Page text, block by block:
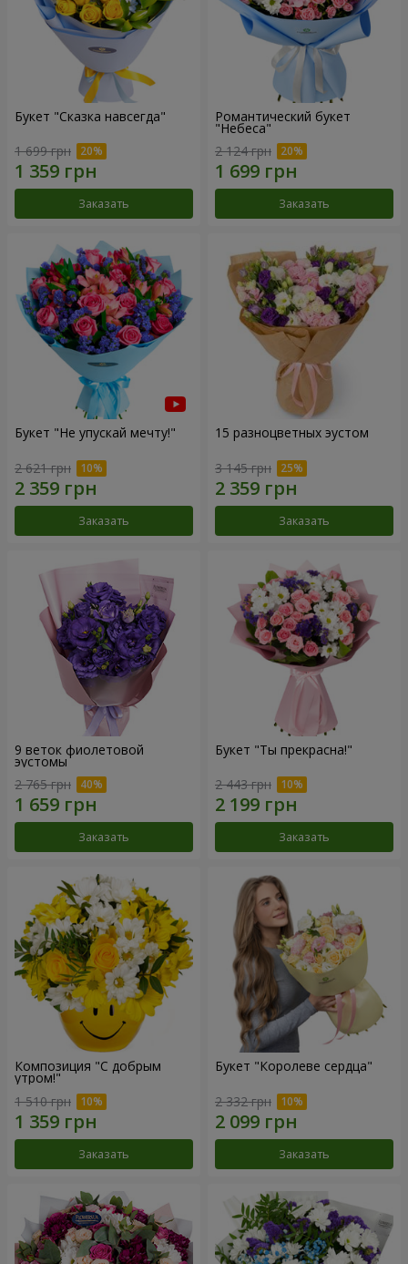
Букет "Сказка навсегда"
1 699 грн
Заказать
Романтический букет
"Небеса"
2 124 грн
Заказать
Букет "Не упускай мечту!"
2 621 грн
Заказать
15 разноцветных эустом
3 145 грн
Заказать
9 веток фиолетовой
эустомы
2 765 грн
Заказать
Букет "Ты прекрасна!"
2 443 грн
Заказать
Композиция "С добрым
утром!"
1 510 грн
Заказать
Букет "Королеве сердца"
2 332 грн
Заказать